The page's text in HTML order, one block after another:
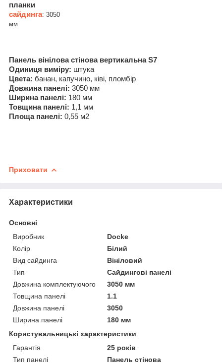
планки
сайдинга: 3050
мм
Панель вінілова стінова вертикальна S7
Одиниця виміру: штука
Цвета: банан, капучино, ківі, пломбір
Довжина панелі: 3050 мм
Ширина панелі: 180 мм
Товщина панелі: 1,1 мм
Площа панелі: 0,55 м2
Приховати
Характеристики
Основні
Виробник
Docke
Колір
Білий
Вид сайдинга
Вініловий
Тип
Сайдингові панелі
Довжина комплектуючого
3050 мм
Товщина панелі
1.1
Довжина панелі
3050
Ширина панелі
180 мм
Користувальницькі характеристики
Гарантія
25 років
Тип панелі
Панель стінова